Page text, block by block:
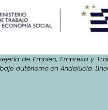
de Empleo, Empresa
autónomo en Andalucía.